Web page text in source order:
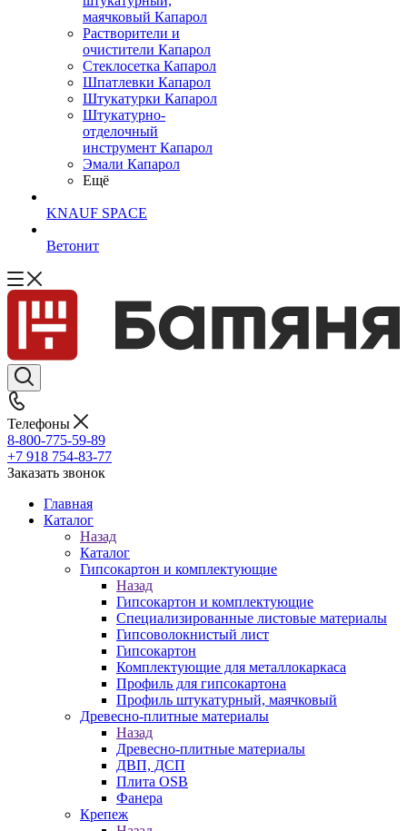
маячковый Капарол
Растворители и
очистители Капарол
Cтеклосетка Капарол
Шпатлевки Капарол
Штукатурки Капарол
Штукатурно-
отделочный
инструмент Капарол
Эмали Капарол
Ещё
KNAUF SPACE
Ветонит
Телефоны
8-800-775-59-89
+7 918 754-83-77
Заказать звонок
Главная
Каталог
Назад
Каталог
Гипсокартон и комплектующие
Назад
Гипсокартон и комплектующие
Специализированные листовые материалы
Гипсоволокнистый лист
Гипсокартон
Комплектующие для металлокаркаса
Профиль для гипсокартона
Профиль штукатурный, маячковый
Древесно-плитные материалы
Назад
Древесно-плитные материалы
ДВП, ДСП
Плита OSB
Фанера
Крепеж